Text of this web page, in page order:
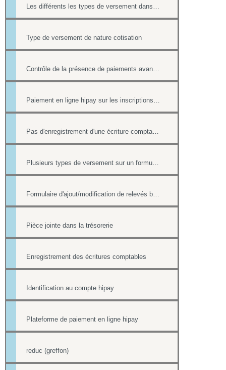
Les différents les types de versement dans un formulaire payant.
Type de versement de nature cotisation
Contrôle de la présence de paiements avant la suppression d'une fiche contact
Paiement en ligne hipay sur les inscriptions de l'Agenda
Pas d'enregistrement d'une écriture comptable en cas de paiement ultérieur
Plusieurs types de versement sur un formulaire
Formulaire d'ajout/modification de relevés bancaires
Pièce jointe dans la trésorerie
Enregistrement des écritures comptables
Identification au compte hipay
Plateforme de paiement en ligne hipay
reduc (greffon)